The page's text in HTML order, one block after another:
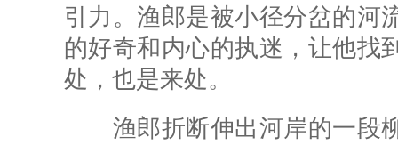
引力。渔郎是被小径分岔的河
的好奇和内心的执迷，让他找
处，也是来处。
渔郎折断伸出河岸的一段